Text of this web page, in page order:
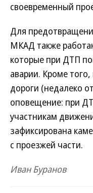
своевременный
Для
МКАД также
которые при ДТП
аварии. Кроме
дороги (недалеко
оповещение: при
участникам
зафиксирована
с проезжей части.
Иван Буранов